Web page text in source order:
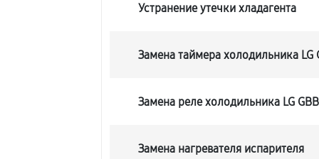
Устранение утечки хладагента
Замена таймера холодильника LG
Замена реле холодильника LG
Замена нагревателя испарителя